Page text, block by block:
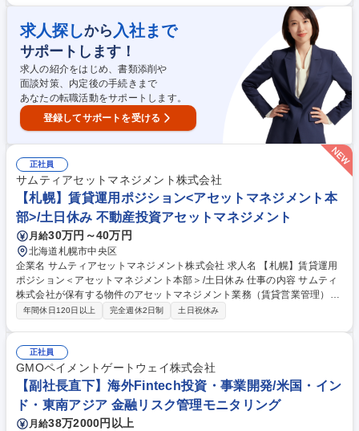
売上拡大、組織体制強化、業務改善等の実行支援 ■経営者・経営幹部との
定期的なディスカッション、伴走支援 ■必要に応じた外部専門家（士業、
コンサル等）との連携 ■ファンドメンバーやグループ内関係者との情報共
有・協働 募集職種 【下関/本社】投資・事業成長支援担当（Elixirファン
ド）/ハンズオン支援
求人探しから 入社まで
サポートします！
求人の紹介をはじめ、書類添削や
面談対策、内定後の手続きまで
あなたの転職活動をサポートします。
登録してサポートを受ける
正社員
サムティアセットマネジメント株式会社
【札幌】賃貸運用ポジション<アセットマネジメント本
部>/土日休み 不動産投資アセットマネジメント
月給30万円～40万円
北海道札幌市中央区
企業名 サムティアセットマネジメント株式会社 求人名 【札幌】賃貸運用
ポジション＜アセットマネジメント本部＞/土日休み 仕事の内容 サムティ
株式会社が保有する物件のアセットマネジメント業務（賃貸営業管理）を
担当します。物件の管理運営計画策定や予算管理から、収益物件の取得・
トコントロールを行います。 ■物件取得・売却関連：土地取得や収益物件
取得時の賃料査定、売買付随業務、管理会社への運用方針作成や建物修繕
工事等の発注業務を担います。■報告・折衝関連：マンスリーレポート確
認や会計関連数値の取りまとめ、オーナー担当者への賃貸運用提案や折衝
に対応します。 募集職種 【札幌】賃貸運用ポジション＜アセットマネジ
メント本部＞/土日休み
年間休日120日以上 完全週休2日制 土日祝休み
正社員
GMOペイメントゲートウェイ株式会社
【副社長直下】海外Fintech投資・事業開発/米国・イン
ド・東南アジア 金融リスク管理モニタリング
月給38万2000円以上